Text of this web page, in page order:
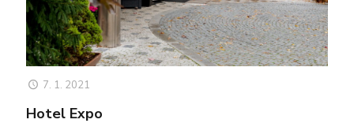
7. 1. 2021
Hotel Expo